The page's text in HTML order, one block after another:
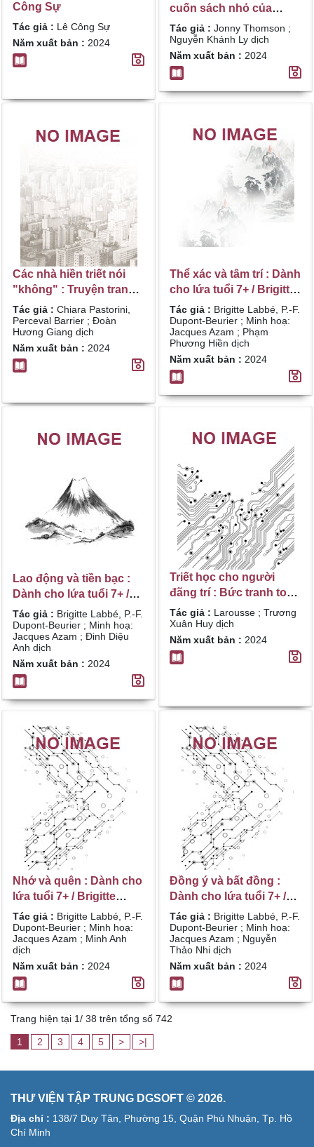
Công Sự
Tác giả : Lê Công Sự
Năm xuất bản : 2024
cuốn sách nhỏ của
những ý tưởng to /
Jonny Thomson ;
Nguyễn Khánh Ly dịch
Tác giả : Jonny Thomson ;
Nguyễn Khánh Ly dịch
Năm xuất bản : 2024
Các nhà hiền triết nói
"không" : Truyện tranh
triết học cho trẻ em, và
cả... cho người lớn : 45
triết gia bảo chúng ta
chống lại những định
kiến, thành kiến và giáo
Tác giả : Chiara Pastorini,
Perceval Barrier ; Đoàn
Hương Giang dịch
Năm xuất bản : 2024
Thể xác và tâm trí : Dành
cho lứa tuổi 7+ / Brigitte
Labbé, P.-F. Dupont-
Beurier ; Minh hoạ:
Jacques Azam ; Phạm
Phương Hiền dịch
Tác giả : Brigitte Labbé, P.-F.
Dupont-Beurier ; Minh hoạ:
Jacques Azam ; Phạm
Phương Hiền dịch
Năm xuất bản : 2024
Lao động và tiền bạc :
Dành cho lứa tuổi 7+ /
Brigitte Labbé, P.-F.
Dupont-Beurier ; Minh
hoạ: Jacques Azam ;
Đinh Diệu Anh dịch
Tác giả : Brigitte Labbé, P.-F.
Dupont-Beurier ; Minh hoạ:
Jacques Azam ; Đinh Diệu
Anh dịch
Năm xuất bản : 2024
Triết học cho người
đãng trí : Bức tranh toàn
cảnh về các triết gia tiêu
biểu từ thời cổ đại cho
tới ngày nay cùng 25
khái niệm cốt yếu trong
Tác giả : Larousse ; Trương
Xuân Huy dịch
Năm xuất bản : 2024
Nhớ và quên : Dành cho
lứa tuổi 7+ / Brigitte
Labbé, P.-F. Dupont-
Beurier ; Minh hoạ:
Jacques Azam ; Minh
Anh dịch
Tác giả : Brigitte Labbé, P.-F.
Dupont-Beurier ; Minh hoạ:
Jacques Azam ; Minh Anh
dịch
Năm xuất bản : 2024
Đồng ý và bất đồng :
Dành cho lứa tuổi 7+ /
Brigitte Labbé, P.-F.
Dupont-Beurier ; Minh
hoạ: Jacques Azam ;
Nguyễn Thảo Nhi dịch
Tác giả : Brigitte Labbé, P.-F.
Dupont-Beurier ; Minh hoạ:
Jacques Azam ; Nguyễn
Thảo Nhi dịch
Năm xuất bản : 2024
Trang hiện tại 1/ 38 trên tổng số 742
1 2 3 4 5 > >|
THƯ VIỆN TẬP TRUNG DGSOFT © 2026.
Địa chỉ : 138/7 Duy Tân, Phường 15, Quận Phú Nhuận, Tp. Hồ
Chí Minh